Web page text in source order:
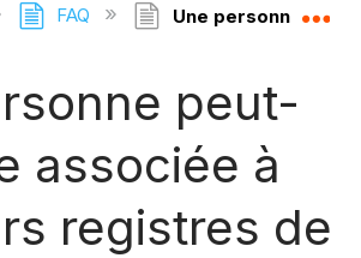
réduire la hiérarchie
FAQ Une personne
peut-
associée à
registres de